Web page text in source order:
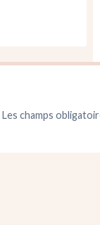
Les champs